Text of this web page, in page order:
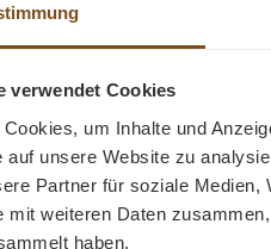
verwendet Cookies
um Inhalte und
auf unsere Website zu
Partner für soziale
mit weiteren Daten
haben.
Couchtisch Set 55cm Teak
Holz
Turi Couchtisch Set ist 55
und ein modernes und